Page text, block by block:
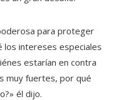
para proteger
los intereses especiales
estarían en contra
muy fuertes, por qué
él dijo.